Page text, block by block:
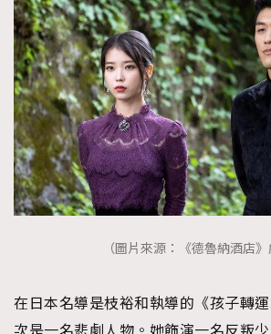
（圖片來源：《德魯納酒店》
在日本名導是枝裕和執導的《孩子轉